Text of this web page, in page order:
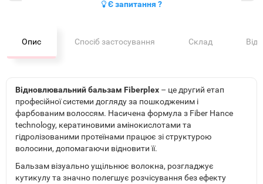
Є запитання ?
Опис Спосіб застосування Склад
Відновлювальний бальзам Fiberplex – це другий етап
професійної системи догляду за пошкодженим і
фарбованим волоссям. Насичена формула з Fiber Hance
technology, кератиновими амінокислотами та
гідролізованими протеїнами працює зі структурою
волосини, допомагаючи відновити її.
Бальзам візуально ущільнює волокна, розгладжує
кутикулу та значно полегшує розчісування без ефекту